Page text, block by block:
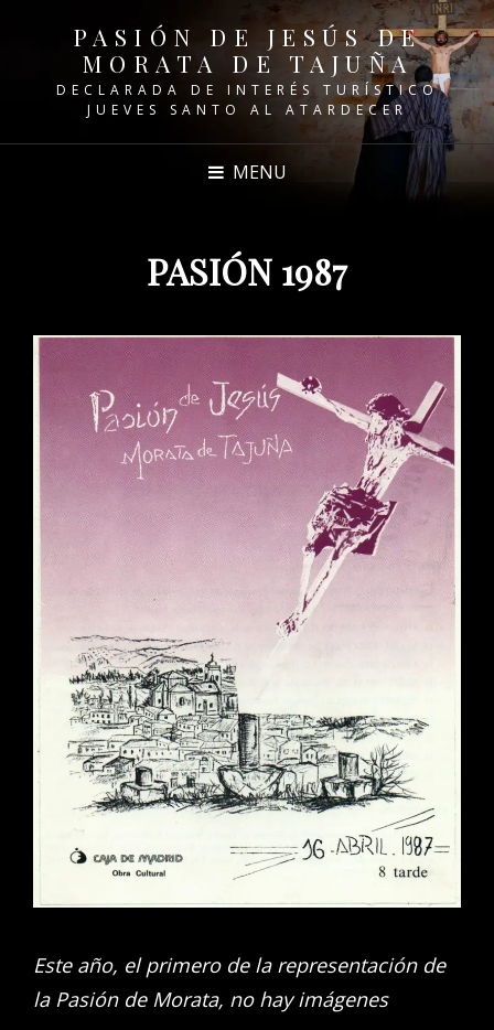
PASIÓN DE JESÚS DE
MORATA DE TAJUÑA
DECLARADA DE INTERÉS TURÍSTICO
JUEVES SANTO AL ATARDECER
MENU
PASIÓN 1987
Este año, el primero de la representación de
la Pasión de Morata, no hay imágenes